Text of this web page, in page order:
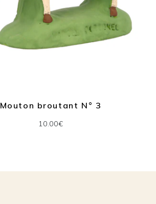
Mouton broutant N° 3
10.00€